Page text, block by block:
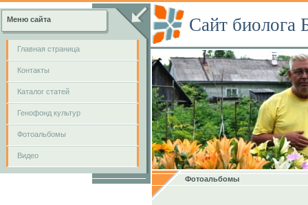
Меню сайта
Главная страница
Контакты
Каталог статей
Генофонд культур
Фотоальбомы
Видео
Сайт биолога
Фотоальбомы